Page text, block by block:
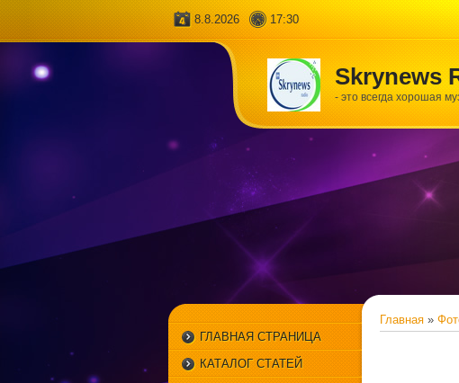
8.8.2026 17:30
Skrynews
- это всегда хорошая
ГЛАВНАЯ СТРАНИЦА
КАТАЛОГ СТАТЕЙ
Главная »